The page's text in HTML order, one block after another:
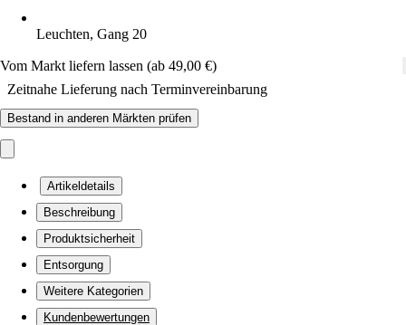
Leuchten, Gang 20
Vom Markt liefern lassen (ab 49,00 €)
Zeitnahe Lieferung nach Terminvereinbarung
Bestand in anderen Märkten prüfen
Artikeldetails
Beschreibung
Produktsicherheit
Entsorgung
Weitere Kategorien
Kundenbewertungen